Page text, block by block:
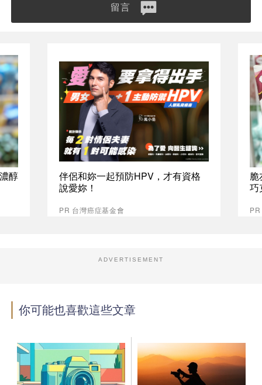
留言
醇
伴侶和妳一起預防HPV，才有資格
說愛妳！
PR 台灣癌症基金會
脆
巧
ADVERTISEMENT
你可能也喜歡這些文章